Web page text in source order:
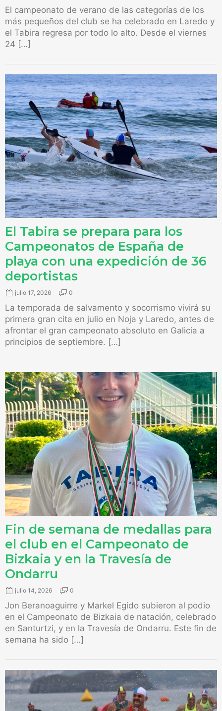
​El campeonato de verano de las categorías de los
más pequeños del club se ha celebrado en Laredo y
el Tabira regresa por todo lo alto. ​Desde el viernes
24 […]
El Tabira se prepara para los
Campeonatos de España de
playa con una expedición de 36
deportistas
julio 17, 2026 0
La temporada de salvamento y socorrismo vivirá su
primera gran cita en julio en Noja y Laredo, antes de
afrontar el gran campeonato absoluto en Galicia a
principios de septiembre. […]
Fin de semana de medallas para
el club en el Campeonato de
Bizkaia y en la Travesía de
Ondarru
julio 14, 2026 0
Jon Beranoaguirre y Markel Egido subieron al podio
en el Campeonato de Bizkaia de natación, celebrado
en Santurtzi, y en la Travesía de Ondarru. Este fin de
semana ha sido […]